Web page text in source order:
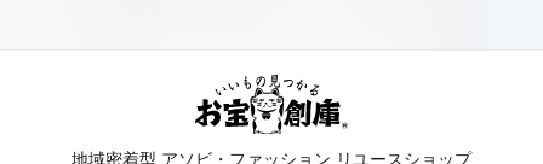
地域密着型 アソビ・ファッション リユースショップ